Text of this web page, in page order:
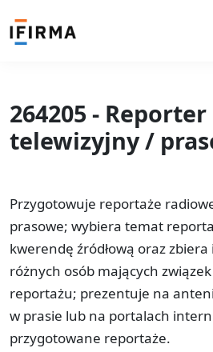
264205 -
telewizyjny /
Przygotowuje reportaże
prasowe; wybiera temat
kwerendę źródłową oraz
różnych osób mających
reportażu; prezentuje na
w prasie lub na portalach
przygotowane reportaże.